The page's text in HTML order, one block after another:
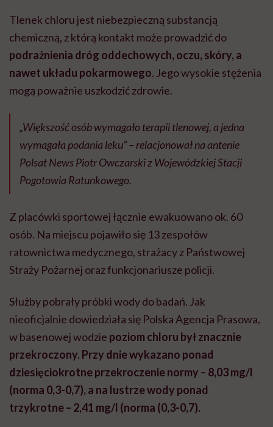
Tlenek chloru jest niebezpieczną substancją
chemiczną, z którą kontakt może prowadzić do
podrażnienia dróg oddechowych, oczu, skóry, a
nawet układu pokarmowego. Jego wysokie stężenia
mogą poważnie uszkodzić zdrowie.
„Większość osób wymagało terapii tlenowej, a jedna
wymagała podania leku” – relacjonował na antenie
Polsat News Piotr Owczarski z Wojewódzkiej Stacji
Pogotowia Ratunkowego.
Z placówki sportowej łącznie ewakuowano ok. 60
osób. Na miejscu pojawiło się 13 zespołów
ratownictwa medycznego, strażacy z Państwowej
Straży Pożarnej oraz funkcjonariusze policji.
Służby pobrały próbki wody do badań. Jak
nieoficjalnie dowiedziała się Polska Agencja Prasowa,
w basenowej wodzie poziom chloru był znacznie
przekroczony. Przy dnie wykazano ponad
dziesięciokrotne przekroczenie normy – 8,03 mg/l
(norma 0,3-0,7), a na lustrze wody ponad
trzykrotne – 2,41 mg/l (norma (0,3-0,7).